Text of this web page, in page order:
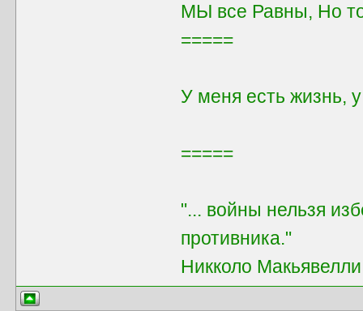
МЫ все Равны, Но
=====
У меня есть жизнь,
=====
"... войны нельзя
противника."
Никколо Макьявелли